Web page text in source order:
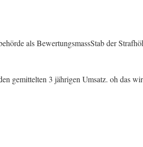
als BewertungsmassStab der
gemittelten 3 jährigen Umsatz. oh das